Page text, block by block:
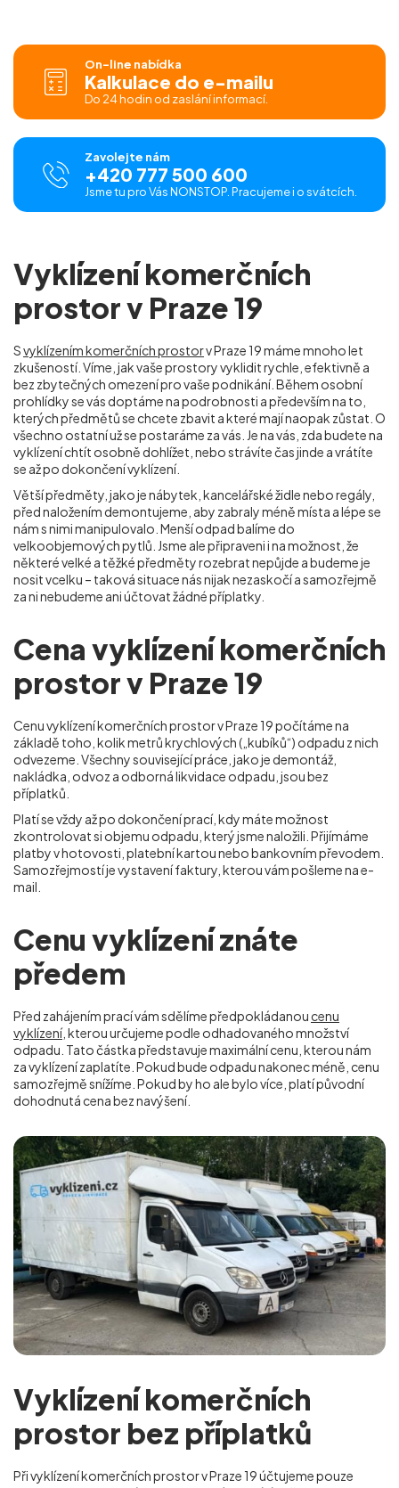
On-line nabídka
Kalkulace do e-mailu
Do 24 hodin od zaslání informací.
Zavolejte nám
+420 777 500 600
Jsme tu pro Vás NONSTOP. Pracujeme i o svátcích.
Vyklízení komerčních
prostor v Praze 19
Svyklízením komerčních prostorv Praze 19 máme mnoho let
zkušeností. Víme, jak vaše prostory vyklidit rychle, efektivně a
bez zbytečných omezení pro vaše podnikání. Během osobní
prohlídky se vás doptáme na podrobnosti a především na to,
kterých předmětů se chcete zbavit a které mají naopak zůstat. O
všechno ostatní už se postaráme za vás. Je na vás, zda budete na
vyklízení chtít osobně dohlížet, nebo strávíte čas jinde a vrátíte
se až po dokončení vyklízení.
Větší předměty, jako je nábytek, kancelářské židle nebo regály,
před naložením demontujeme, aby zabraly méně místa a lépe se
nám s nimi manipulovalo. Menší odpad balíme do
velkoobjemových pytlů. Jsme ale připraveni i na možnost, že
některé velké a těžké předměty rozebrat nepůjde a budeme je
nosit vcelku – taková situace nás nijak nezaskočí a samozřejmě
za ni nebudeme ani účtovat žádné příplatky.
Cena vyklízení komerčních
prostor v Praze 19
Cenu vyklízení komerčních prostor v Praze 19 počítáme na
základě toho, kolik metrů krychlových („kubíků“) odpadu z nich
odvezeme. Všechny související práce, jako je demontáž,
nakládka, odvoz a odborná likvidace odpadu, jsou bez
příplatků.
Platí se vždy až po dokončení prací, kdy máte možnost
zkontrolovat si objemu odpadu, který jsme naložili. Přijímáme
platby v hotovosti, platební kartou nebo bankovním převodem.
Samozřejmostí je vystavení faktury, kterou vám pošleme na e-
mail.
Cenu vyklízení znáte
předem
Před zahájením prací vám sdělíme předpokládanou cenu
vyklízení, kterou určujeme podle odhadovaného množství
odpadu. Tato částka představuje maximální cenu, kterou nám
za vyklízení zaplatíte. Pokud bude odpadu nakonec méně, cenu
samozřejmě snížíme. Pokud by ho ale bylo více, platí původní
dohodnutá cena bez navýšení.
Vyklízení komerčních
prostor bez příplatků
Při vyklízení komerčních prostor v Praze 19 účtujeme pouze